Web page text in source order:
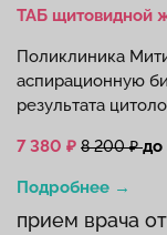
прием врача от
ТАБ щитовидной
Поликлиника
аспирационную
результата
7 380 ₽ 8 200 ₽до
Подробнее →